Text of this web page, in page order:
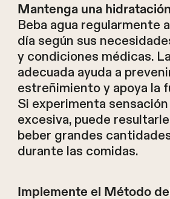
Mantenga una
Beba agua regularmente
día según sus
y condiciones médicas.
adecuada ayuda a
estreñimiento y apoya la
Si experimenta
excesiva, puede
beber grandes
durante las comidas.
Implemente el Método